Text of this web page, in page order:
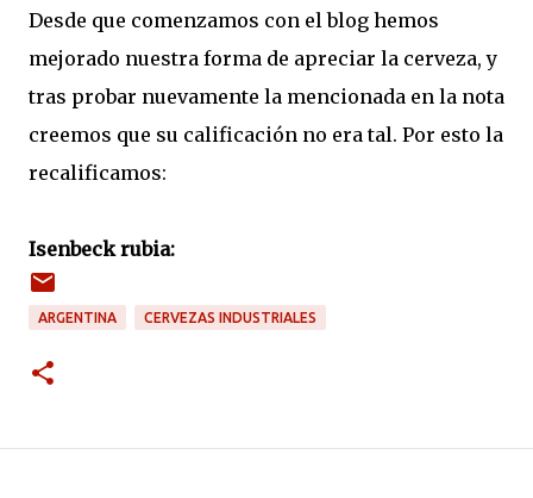
Desde que comenzamos con el blog hemos
mejorado nuestra forma de apreciar la cerveza, y
tras probar nuevamente la mencionada en la nota
creemos que su calificación no era tal. Por esto la
recalificamos:
Isenbeck rubia:
ARGENTINA CERVEZAS INDUSTRIALES